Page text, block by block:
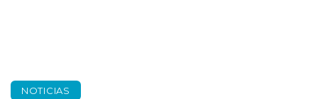
NOTICIAS